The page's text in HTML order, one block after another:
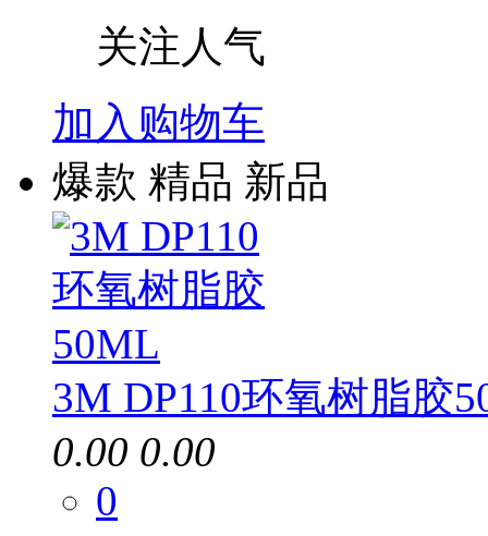
关注人气
加入购物车
爆款 精品 新品
3M DP110环氧树脂胶
0.00 0.00
0